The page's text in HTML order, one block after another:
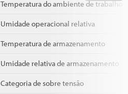
Temperatura do ambiente de trabalho
Umidade operacional relativa
Temperatura de armazenamento
Umidade relativa de armazenamento
Categoria de sobre tensão